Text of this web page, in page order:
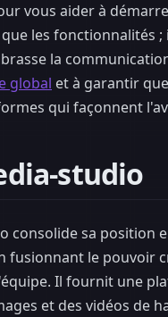
vous aider à
les fonctionnalités
la
global et à garantir
qui façonnent
studio
consolide sa position
fusionnant le pouvoir
Il fournit une
et des vidéos de